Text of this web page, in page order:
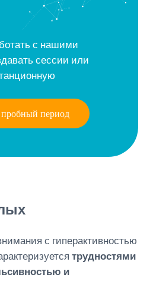
с нашими
сессии или
пробный период
с гиперактивностью
трудностями
и